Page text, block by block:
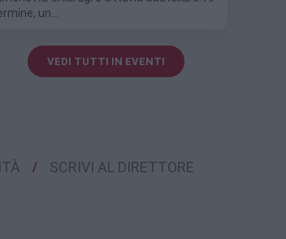
un…
VEDI TUTTI IN EVENTI
SCRIVI AL DIRETTORE